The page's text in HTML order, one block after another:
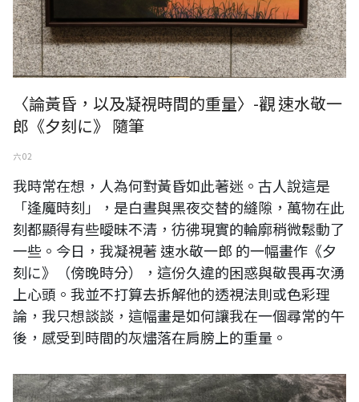
〈論黃昏，以及凝視時間的重量〉-觀 速水敬一
郎《夕刻に》 隨筆
六 02
我時常在想，人為何對黃昏如此著迷。古人說這是
「逢魔時刻」，是白晝與黑夜交替的縫隙，萬物在此
刻都顯得有些曖昧不清，彷彿現實的輪廓稍微鬆動了
一些。今日，我凝視著 速水敬一郎 的一幅畫作《夕
刻に》（傍晚時分），這份久違的困惑與敬畏再次湧
上心頭。我並不打算去拆解他的透視法則或色彩理
論，我只想談談，這幅畫是如何讓我在一個尋常的午
後，感受到時間的灰燼落在肩膀上的重量。